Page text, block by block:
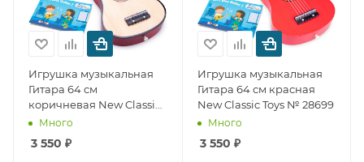
Игрушка музыкальная
Гитара 64 см
коричневая New Classic
Toys № 28700
Много
3 550 ₽
Игрушка музыкальная
Гитара 64 см красная
New Classic Toys № 28699
Много
3 550 ₽